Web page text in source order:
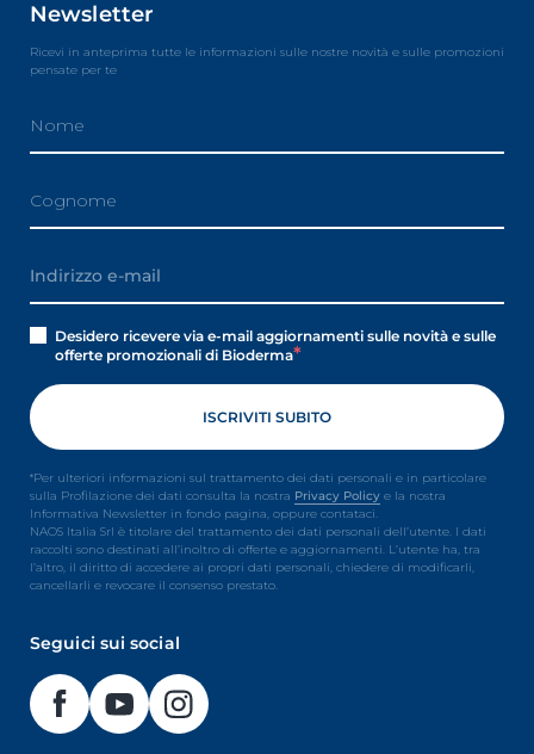
Newsletter
Ricevi in anteprima tutte le informazioni sulle nostre novità e sulle promozioni
pensate per te
Desidero ricevere via e-mail aggiornamenti sulle novità e sulle
offerte promozionali di Bioderma
*Per ulteriori informazioni sul trattamento dei dati personali e in particolare
sulla Profilazione dei dati consulta la nostra Privacy Policy e la nostra
Informativa Newsletter in fondo pagina, oppure contataci.
NAOS Italia Srl è titolare del trattamento dei dati personali dell’utente. I dati
raccolti sono destinati all’inoltro di offerte e aggiornamenti. L’utente ha, tra
l’altro, il diritto di accedere ai propri dati personali, chiedere di modificarli,
cancellarli e revocare il consenso prestato.
Seguici sui social